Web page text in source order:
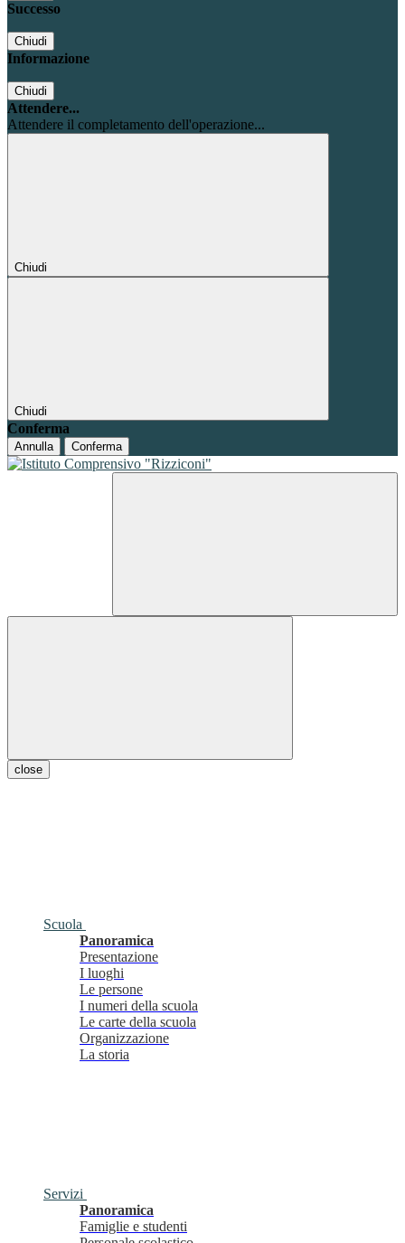
Successo
Chiudi
Informazione
Chiudi
Attendere...
Attendere il completamento dell'operazione...
Chiudi
Chiudi
Conferma
Annulla Conferma
close
Scuola
Panoramica
Presentazione
I luoghi
Le persone
I numeri della scuola
Le carte della scuola
Organizzazione
La storia
Servizi
Panoramica
Famiglie e studenti